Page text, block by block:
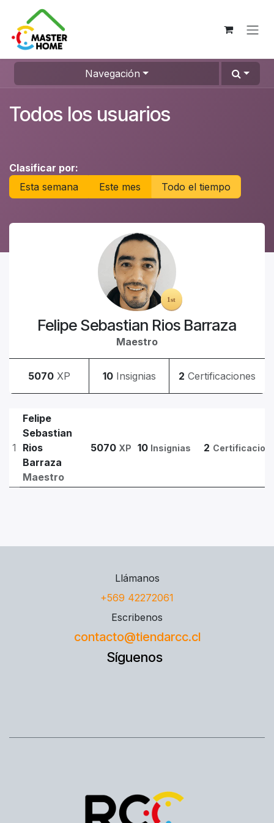
Ir al contenido
Navegación
Todos los usuarios
Clasificar por:
Esta semana
Este mes Todo el tiempo
Felipe Sebastian Rios Barraza
Maestro
5070 XP 10 Insignias 2 Certificaciones
1
Felipe
Sebastian
Rios
Barraza
Maestro
5070 XP 10 Insignias 2
Llámanos
+569 42272061
Escribenos
contacto@tiendarcc.cl
Síguenos